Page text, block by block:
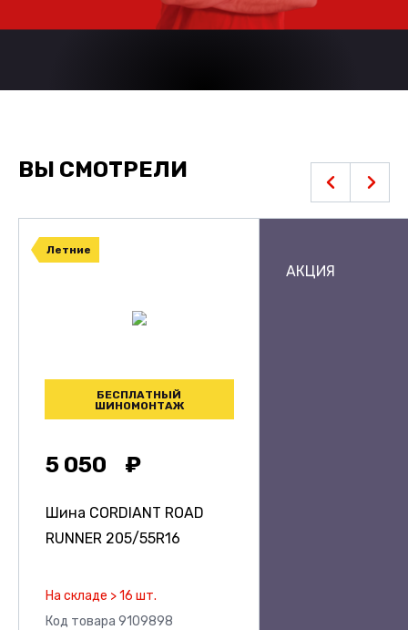
ВЫ СМОТРЕЛИ
Летние
БЕСПЛАТНЫЙ
ШИНОМОНТАЖ
5 050
Шина CORDIANT ROAD
RUNNER 205/55R16
На складе > 16 шт.
Код товара 9109898
АКЦИЯ